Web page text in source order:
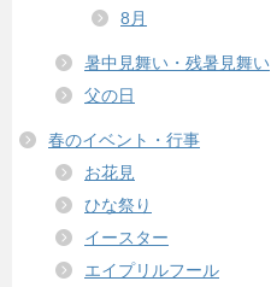
8月
暑中見舞い・残暑見舞い
父の日
春のイベント・行事
お花見
ひな祭り
イースター
エイプリルフール